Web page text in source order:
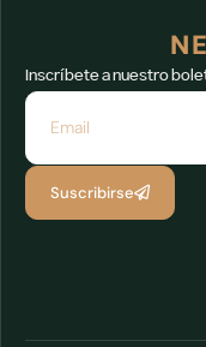
Inscríbete a nuestro
Suscribirse